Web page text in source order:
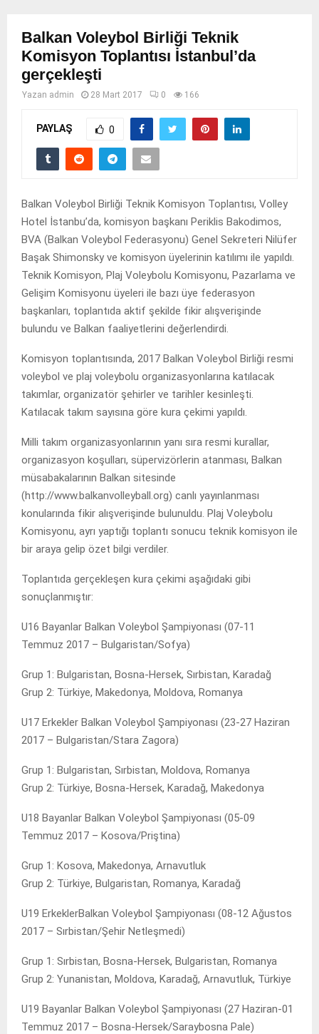
Balkan Voleybol Birliği Teknik
Komisyon Toplantısı İstanbul’da
gerçekleşti
Yazan admin 28 Mart 2017 0 166
PAYLAŞ 0
Balkan Voleybol Birliği Teknik Komisyon Toplantısı, Volley
Hotel İstanbu’da, komisyon başkanı Periklis Bakodimos,
BVA (Balkan Voleybol Federasyonu) Genel Sekreteri Nilüfer
Başak Shimonsky ve komisyon üyelerinin katılımı ile yapıldı.
Teknik Komisyon, Plaj Voleybolu Komisyonu, Pazarlama ve
Gelişim Komisyonu üyeleri ile bazı üye federasyon
başkanları, toplantıda aktif şekilde fikir alışverişinde
bulundu ve Balkan faaliyetlerini değerlendirdi.
Komisyon toplantısında, 2017 Balkan Voleybol Birliği resmi
voleybol ve plaj voleybolu organizasyonlarına katılacak
takımlar, organizatör şehirler ve tarihler kesinleşti.
Katılacak takım sayısına göre kura çekimi yapıldı.
Milli takım organizasyonlarının yanı sıra resmi kurallar,
organizasyon koşulları, süpervizörlerin atanması, Balkan
müsabakalarının Balkan sitesinde
(http://www.balkanvolleyball.org) canlı yayınlanması
konularında fikir alışverişinde bulunuldu. Plaj Voleybolu
Komisyonu, ayrı yaptığı toplantı sonucu teknik komisyon ile
bir araya gelip özet bilgi verdiler.
Toplantıda gerçekleşen kura çekimi aşağıdaki gibi
sonuçlanmıştır:
U16 Bayanlar Balkan Voleybol Şampiyonası (07-11
Temmuz 2017 – Bulgaristan/Sofya)
Grup 1: Bulgaristan, Bosna-Hersek, Sırbistan, Karadağ
Grup 2: Türkiye, Makedonya, Moldova, Romanya
U17 Erkekler Balkan Voleybol Şampiyonası (23-27 Haziran
2017 – Bulgaristan/Stara Zagora)
Grup 1: Bulgaristan, Sırbistan, Moldova, Romanya
Grup 2: Türkiye, Bosna-Hersek, Karadağ, Makedonya
U18 Bayanlar Balkan Voleybol Şampiyonası (05-09
Temmuz 2017 – Kosova/Priştina)
Grup 1: Kosova, Makedonya, Arnavutluk
Grup 2: Türkiye, Bulgaristan, Romanya, Karadağ
U19 ErkeklerBalkan Voleybol Şampiyonası (08-12 Ağustos
2017 – Sırbistan/Şehir Netleşmedi)
Grup 1: Sırbistan, Bosna-Hersek, Bulgaristan, Romanya
Grup 2: Yunanistan, Moldova, Karadağ, Arnavutluk, Türkiye
U19 Bayanlar Balkan Voleybol Şampiyonası (27 Haziran-01
Temmuz 2017 – Bosna-Hersek/Saraybosna Pale)